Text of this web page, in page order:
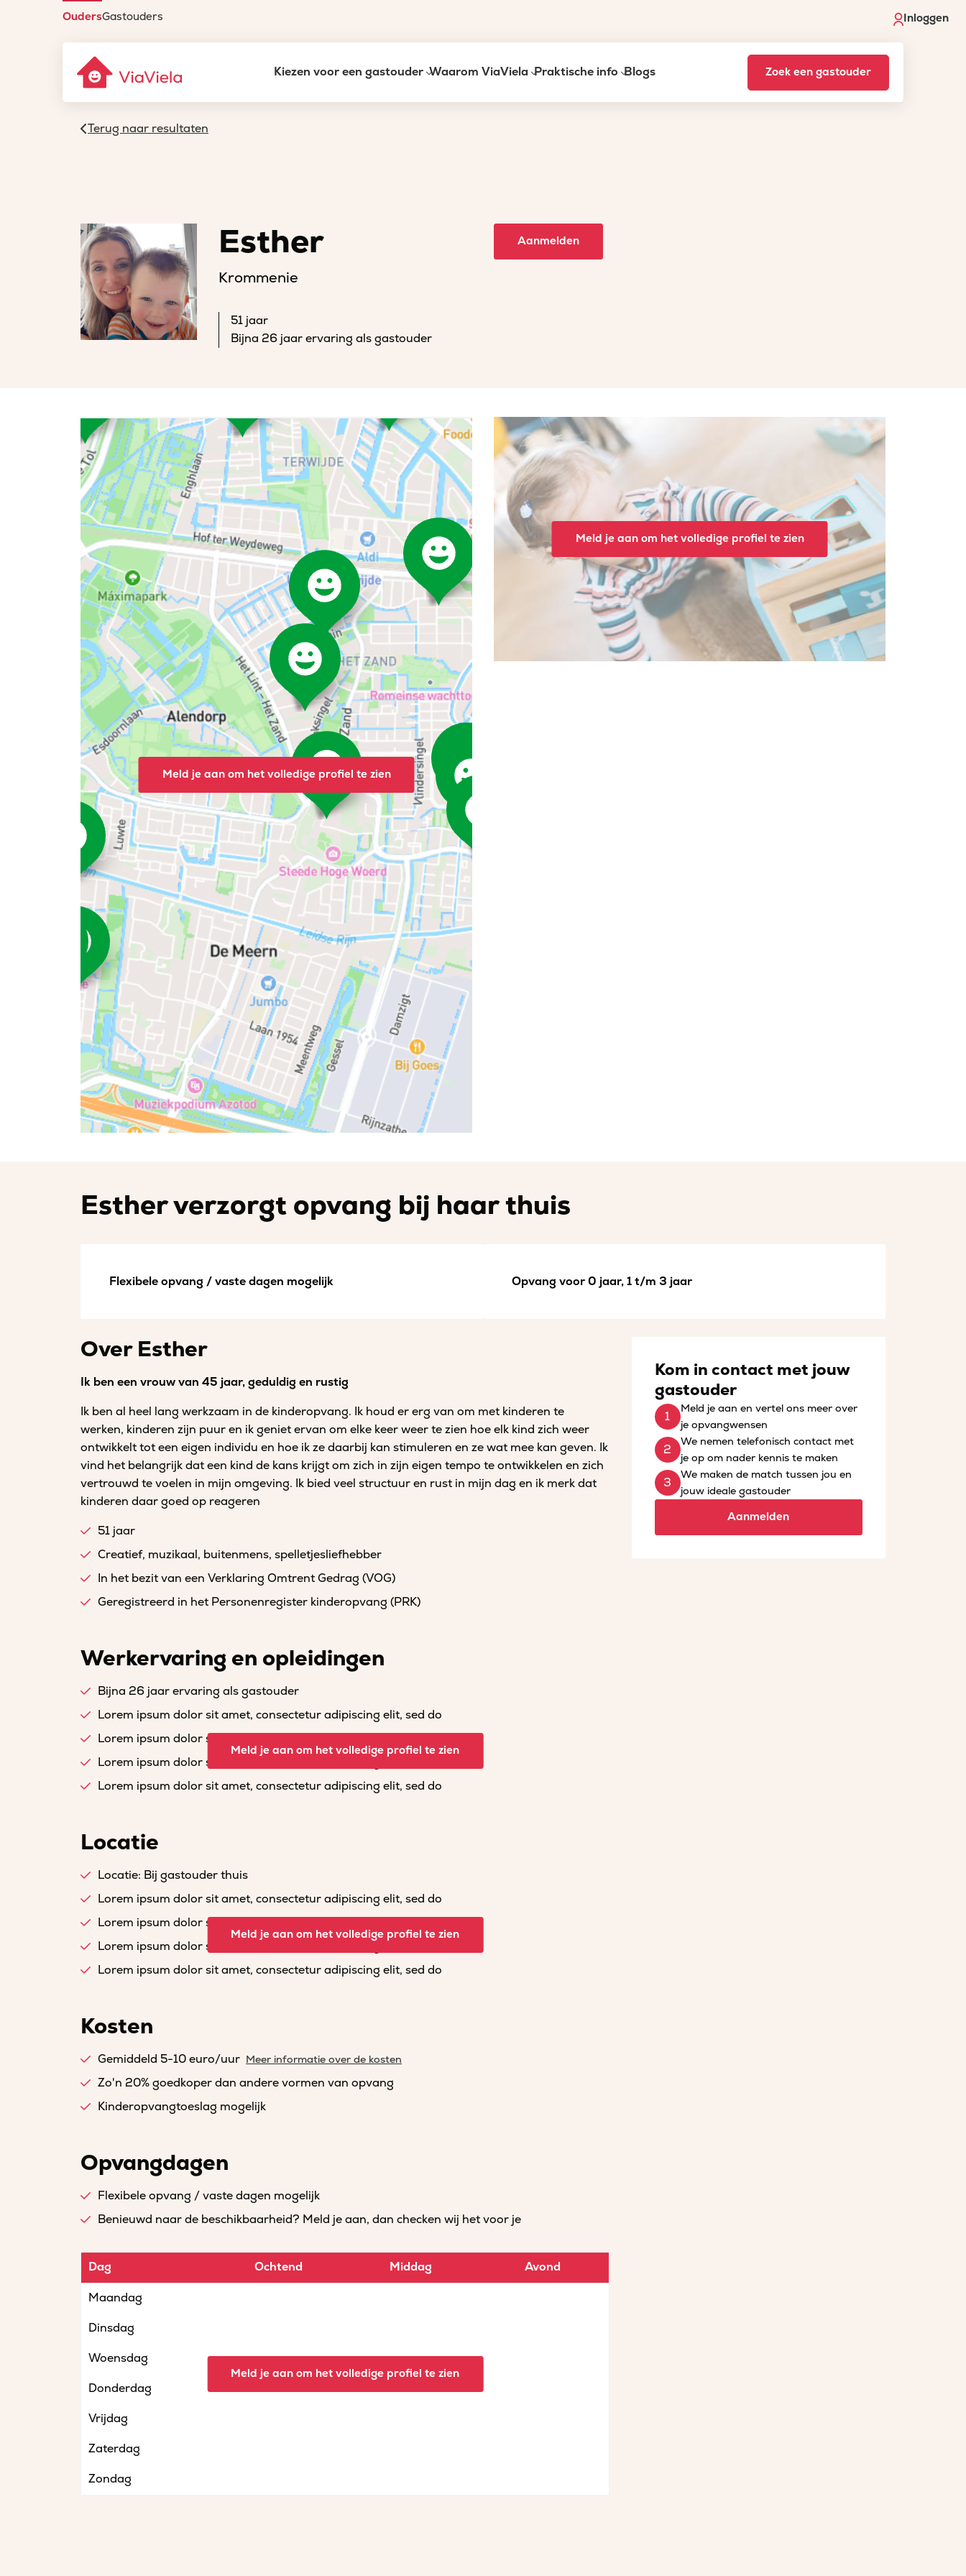
OudersGastouders Inloggen
Kiezen voor een gastouder Waarom ViaViela Praktische info Blogs Zoek een gastouder
Terug naar resultaten
Esther
Krommenie
51 jaar
Bijna 26 jaar ervaring als gastouder
Aanmelden
Meld je aan om het volledige profiel te zien
Meld je aan om het volledige profiel te zien
Esther verzorgt opvang bij haar thuis
Flexibele opvang / vaste dagen mogelijk Opvang voor 0 jaar, 1 t/m 3 jaar
Over Esther
Ik ben een vrouw van 45 jaar, geduldig en rustig
Ik ben al heel lang werkzaam in de kinderopvang. Ik houd er erg van om met kinderen te
werken, kinderen zijn puur en ik geniet ervan om elke keer weer te zien hoe elk kind zich weer
ontwikkelt tot een eigen individu en hoe ik ze daarbij kan stimuleren en ze wat mee kan geven. Ik
vind het belangrijk dat een kind de kans krijgt om zich in zijn eigen tempo te ontwikkelen en zich
vertrouwd te voelen in mijn omgeving. Ik bied veel structuur en rust in mijn dag en ik merk dat
kinderen daar goed op reageren
51 jaar
Creatief, muzikaal, buitenmens, spelletjesliefhebber
In het bezit van een Verklaring Omtrent Gedrag (VOG)
Geregistreerd in het Personenregister kinderopvang (PRK)
Kom in contact met jouw
gastouder
Meld je aan en vertel ons meer over
je opvangwensen
We nemen telefonisch contact met
je op om nader kennis te maken
We maken de match tussen jou en
jouw ideale gastouder
Aanmelden
Werkervaring en opleidingen
Bijna 26 jaar ervaring als gastouder
Lorem ipsum dolor sit amet, consectetur adipiscing elit, sed do
Lorem ipsum dolor sit amet, consectetur adipiscing elit, sed do
Lorem ipsum dolor sit amet, consectetur adipiscing elit, sed do
Lorem ipsum dolor sit amet, consectetur adipiscing elit, sed do
Meld je aan om het volledige profiel te zien
Locatie
Locatie: Bij gastouder thuis
Lorem ipsum dolor sit amet, consectetur adipiscing elit, sed do
Lorem ipsum dolor sit amet, consectetur adipiscing elit, sed do
Lorem ipsum dolor sit amet, consectetur adipiscing elit, sed do
Lorem ipsum dolor sit amet, consectetur adipiscing elit, sed do
Meld je aan om het volledige profiel te zien
Kosten
Gemiddeld 5-10 euro/uur Meer informatie over de kosten
Zo'n 20% goedkoper dan andere vormen van opvang
Kinderopvangtoeslag mogelijk
Opvangdagen
Flexibele opvang / vaste dagen mogelijk
Benieuwd naar de beschikbaarheid? Meld je aan, dan checken wij het voor je
Dag Ochtend Middag Avond
Maandag
Dinsdag
Woensdag
Donderdag
Vrijdag
Zaterdag
Zondag
Meld je aan om het volledige profiel te zien